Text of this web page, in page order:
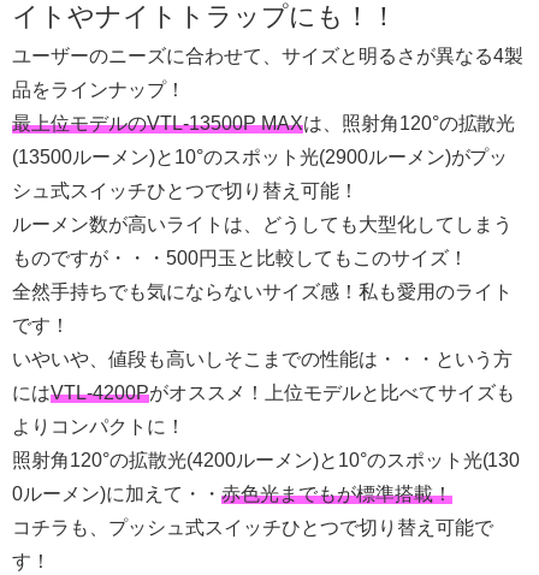
イトやナイトトラップにも！！
ユーザーのニーズに合わせて、サイズと明るさが異なる4製
品をラインナップ！
最上位モデルのVTL-13500P MAXは、照射角120°の拡散光
(13500ルーメン)と10°のスポット光(2900ルーメン)がプッ
シュ式スイッチひとつで切り替え可能！
ルーメン数が高いライトは、どうしても大型化してしまう
ものですが・・・500円玉と比較してもこのサイズ！
全然手持ちでも気にならないサイズ感！私も愛用のライト
です！
いやいや、値段も高いしそこまでの性能は・・・という方
にはVTL-4200Pがオススメ！上位モデルと比べてサイズも
よりコンパクトに！
照射角120°の拡散光(4200ルーメン)と10°のスポット光(130
0ルーメン)に加えて・・ 赤色光までもが標準搭載！
コチラも、プッシュ式スイッチひとつで切り替え可能で
す！